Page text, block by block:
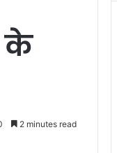
के
2 minutes read